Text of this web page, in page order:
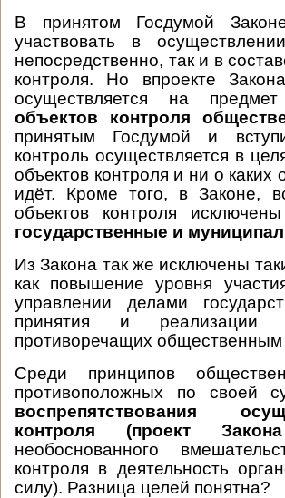
В принятом Госдумой
участвовать в
непосредственно, так и в
контроля. Но впроекте
осуществляется на
объектов контроля
принятым Госдумой и
контроль осуществляется в
объектов контроля и ни о
идёт. Кроме того, в Законе,
объектов контроля исключены
государственные и
Из Закона так же исключены
как повышение уровня
управлении делами
принятия и реализации
противоречащих
Среди принципов
противоположных по своей
воспрепятствования
контроля (проект
необоснованного
контроля в деятельность
силу). Разница целей понятна?